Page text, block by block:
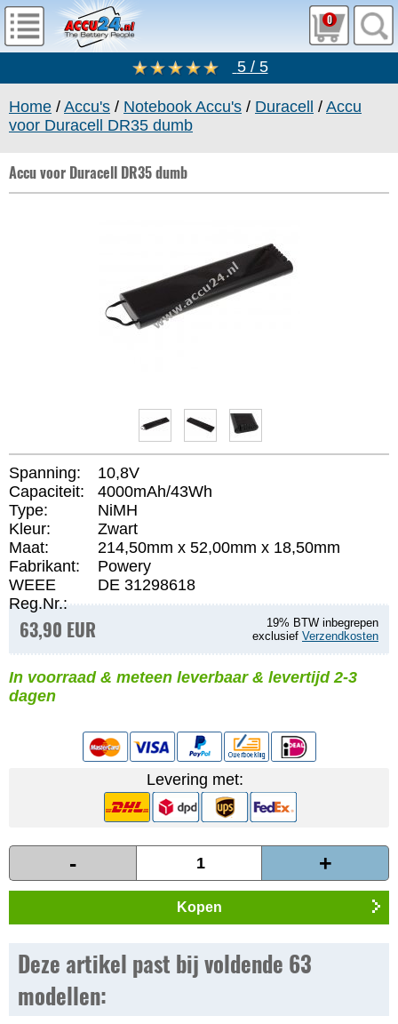
0
5 / 5
Home / Accu's / Notebook Accu's / Duracell / Accu
voor Duracell DR35 dumb
Accu voor Duracell DR35 dumb
Spanning:
10,8V
Capaciteit:
4000mAh/43Wh
Type:
NiMH
Kleur:
Zwart
Maat:
214,50mm x 52,00mm x 18,50mm
Fabrikant:
Powery
WEEE
Reg.Nr.:
DE 31298618
63,90 EUR
19% BTW inbegrepen
exclusief Verzendkosten
In voorraad & meteen leverbaar & levertijd 2-3
dagen
Levering met:
- +
Kopen
Deze artikel past bij voldende 63
modellen: